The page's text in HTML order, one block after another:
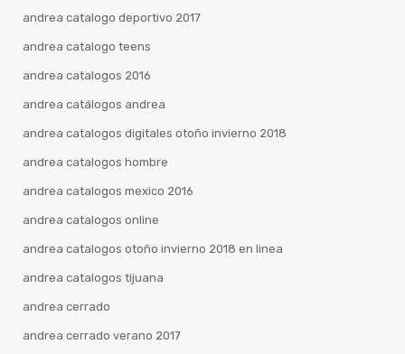
andrea catalogo deportivo 2017
andrea catalogo teens
andrea catalogos 2016
andrea catálogos andrea
andrea catalogos digitales otoño invierno 2018
andrea catalogos hombre
andrea catalogos mexico 2016
andrea catalogos online
andrea catalogos otoño invierno 2018 en linea
andrea catalogos tijuana
andrea cerrado
andrea cerrado verano 2017